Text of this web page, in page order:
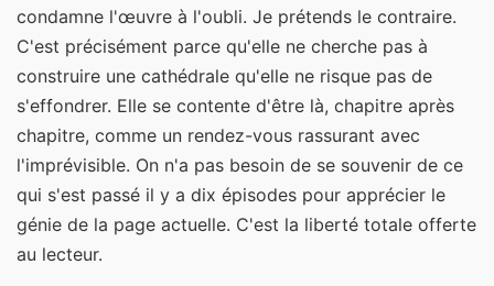
condamne l'œuvre à l'oubli. Je prétends le contraire.
C'est précisément parce qu'elle ne cherche pas à
construire une cathédrale qu'elle ne risque pas de
s'effondrer. Elle se contente d'être là, chapitre après
chapitre, comme un rendez-vous rassurant avec
l'imprévisible. On n'a pas besoin de se souvenir de ce
qui s'est passé il y a dix épisodes pour apprécier le
génie de la page actuelle. C'est la liberté totale offerte
au lecteur.